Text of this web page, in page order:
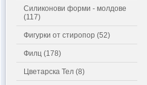
Силиконови форми - молдове
(117)
Фигурки от стиропор (52)
Филц (178)
Цветарска Тел (8)